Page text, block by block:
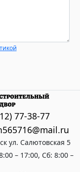
77-38-77
ул. Салютовская 5
– 17:00, Сб: 8:00 –